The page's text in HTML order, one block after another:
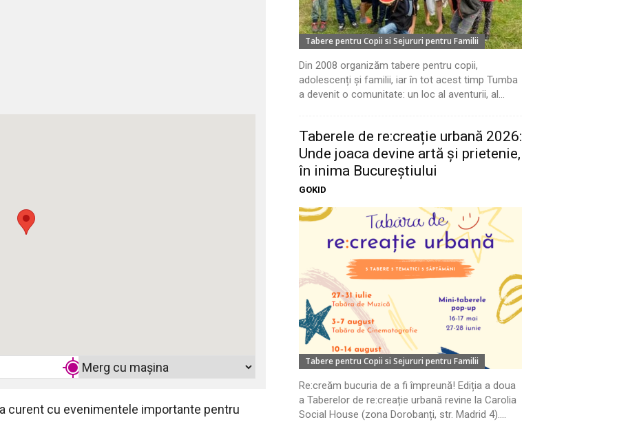
curent cu evenimentele importante pentru
Tabere pentru Copii si Sejururi pentru Familii
Din 2008 organizăm tabere pentru copii,
adolescenți și familii, iar în tot acest timp Tumba
a devenit o comunitate: un loc al aventurii, al...
Taberele de re:creație urbană 2026:
Unde joaca devine artă și prietenie,
în inima Bucureștiului
GOKID
Tabere pentru Copii si Sejururi pentru Familii
Re:creăm bucuria de a fi împreună! Ediția a doua
a Taberelor de re:creație urbană revine la Carolia
Social House (zona Dorobanți, str. Madrid 4)....